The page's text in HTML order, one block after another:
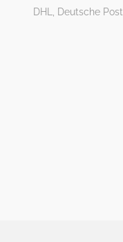
DHL, Deutsche Post